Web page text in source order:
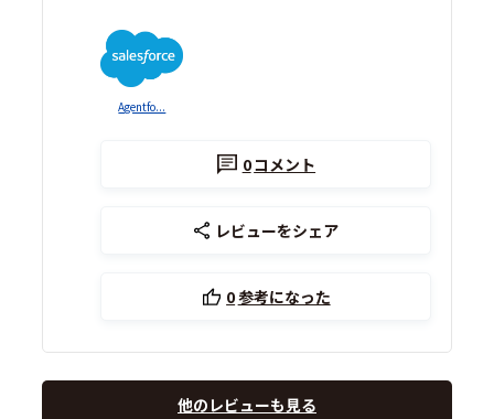
Agentfo...
0コメント
レビューをシェア
0参考になった
他のレビューも見る